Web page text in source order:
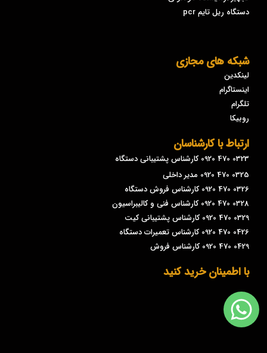
دستگاه ریل تایم pcr
شبکه های مجازی
لینکدین
اینستاگرام
تلگرام
روبیکا
ارتباط با کارشناسان
0323 470 0920 کارشناس پشتیبانی دستگاه
0325 470 0920 مدیر داخلی
0326 470 0920 کارشناس فروش دستگاه
0328 470 0920 کارشناس فنی و کالیبراسیون
0329 470 0920 کارشناس پشتیبانی کیت
0426 470 0920 کارشناس تعمیرات دستگاه
0429 470 0920 کارشناس فروش
با اطمینان خرید کنید